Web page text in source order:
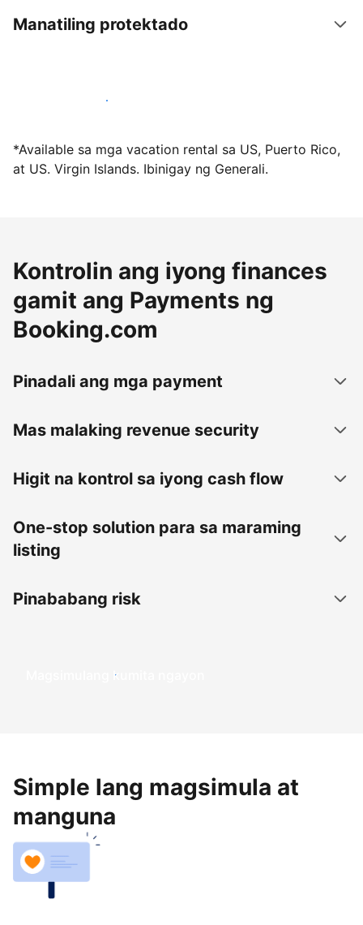
Manatiling protektado
Mag-host sa amin ngayon
*Available sa mga vacation rental sa US, Puerto Rico,
at US. Virgin Islands. Ibinigay ng Generali.
Kontrolin ang iyong finances
gamit ang Payments ng
Booking.com
Pinadali ang mga payment
Mas malaking revenue security
Higit na kontrol sa iyong cash flow
One-stop solution para sa maraming
listing
Pinababang risk
Magsimulang kumita ngayon
Simple lang magsimula at
manguna